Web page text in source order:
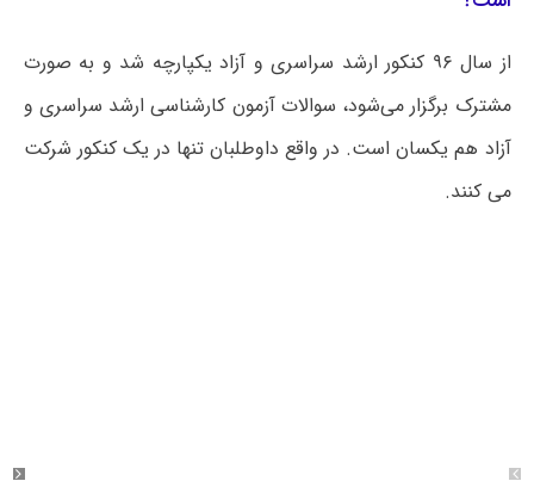
از سال ۹۶ کنکور ارشد سراسری و آزاد یکپارچه شد و به صورت
مشترک برگزار می‌شود، سوالات آزمون کارشناسی ارشد سراسری و
آزاد هم یکسان است. در واقع داوطلبان تنها در یک کنکور شرکت
می کنند.